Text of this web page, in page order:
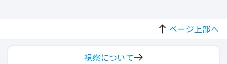
ページ上部へ
視察について